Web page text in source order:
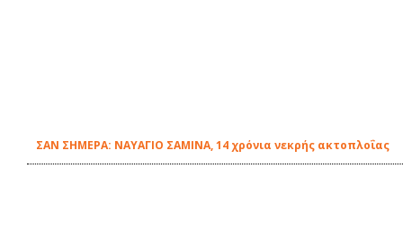
ΣΑΝ ΣΗΜΕΡΑ: ΝΑΥΑΓΙΟ ΣΑΜΙΝΑ, 14 χρόνια νεκρής ακτοπλοΐας